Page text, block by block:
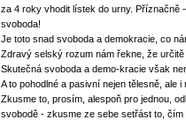
za 4 roky vhodit lístek do urny. Příznačně
svoboda!
Je toto snad svoboda a demokracie, co
Zdravý selský rozum nám řekne, že určitě
Skutečná svoboda a demo-kracie však
A to pohodlné a pasivní nejen tělesně, ale i
Zkusme to, prosím, alespoň pro jednou,
svobodě - zkusme ze sebe setřást to,